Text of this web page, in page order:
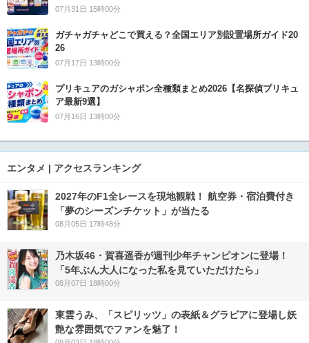
07月31日 15時00分
ガチャガチャどこで買える？全国エリア別設置場所ガイド20
26
07月17日 13時00分
プリキュアのガシャポン全種類まとめ2026【名探偵プリキュ
ア最新9選】
07月16日 13時00分
エンタメ | アクセスランキング
2027年のF1全レースを現地観戦！ 航空券・宿泊費付き
「夢のシーズンチケット」が当たる
08月05日 17時48分
乃木坂46・賀喜遥香が週刊少年チャンピオンに登場！
「5年ぶん大人になった私を見ていただけたら」
08月07日 18時00分
東雲うみ、「スピリッツ」の表紙＆グラビアに登場し妖
艶な雰囲気でファンを魅了！